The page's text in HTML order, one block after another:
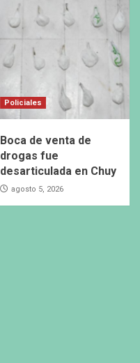
Policiales
Boca de venta de
drogas fue
desarticulada en Chuy
agosto 5, 2026